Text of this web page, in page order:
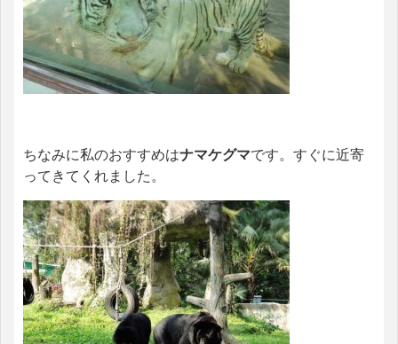
ちなみに私のおすすめはナマケグマです。すぐに近寄
ってきてくれました。